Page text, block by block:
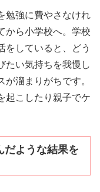
勉強に費やさなけれ
から小学校へ。学校
をしていると、どう
たい気持ちを我慢し
溜まりがちです。
起こしたり親子でケ
ような結果を